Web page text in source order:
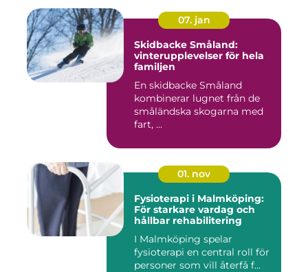
07. jan
Skidbacke Småland:
vinterupplevelser för hela
familjen
En skidbacke Småland
kombinerar lugnet från de
småländska skogarna med
fart, ...
01. nov
Fysioterapi i Malmköping:
För starkare vardag och
hållbar rehabilitering
I Malmköping spelar
fysioterapi en central roll för
personer som vill återfå f...